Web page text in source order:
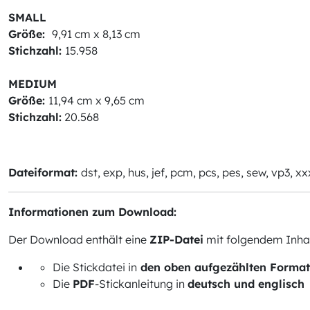
SMALL
Größe: 9,91 cm x 8,13 cm
Stichzahl: 15.958
MEDIUM
Größe: 11,94 cm x 9,65 cm
Stichzahl: 20.568
Dateiformat: dst, exp, hus, jef, pcm, pcs, pes, sew, vp3,
Informationen zum Download:
Der Download enthält eine ZIP-Datei mit folgendem
Die Stickdatei in den oben aufgezählten
Die PDF-Stickanleitung in deutsch und englisch